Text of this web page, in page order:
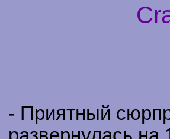
- Приятный